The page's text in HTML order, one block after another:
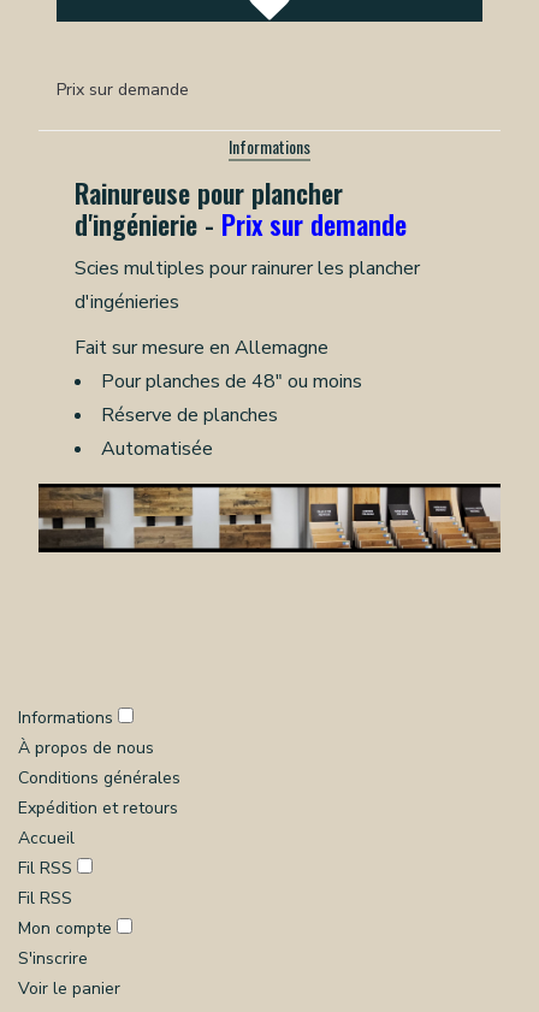
Prix sur demande
Informations
Rainureuse pour plancher
d'ingénierie - Prix sur demande
Scies multiples pour rainurer les plancher
d'ingénieries
Fait sur mesure en Allemagne
Pour planches de 48" ou moins
Réserve de planches
Automatisée
Informations
À propos de nous
Conditions générales
Expédition et retours
Accueil
Fil RSS
Fil RSS
Mon compte
S'inscrire
Voir le panier